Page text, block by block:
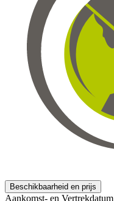
Beschikbaarheid en prijs
Aankomst- en Vertrekdatum